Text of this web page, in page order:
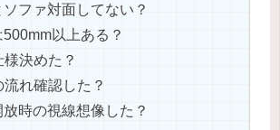
ファ対面してない？
以上ある？
決めた？
れ確認した？
時の視線想像した？